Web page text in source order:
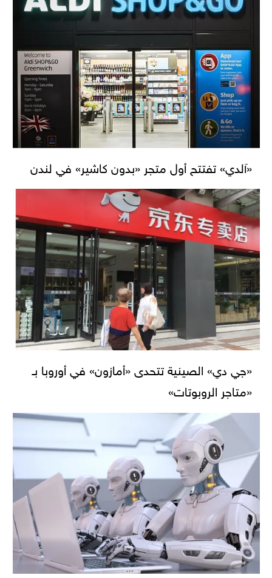
«آلدي» تفتتح أول متجر «بدون كاشير» في لندن
«جي دي» الصينية تتحدى «أمازون» في أوروبا بـ
«متاجر الروبوتات»